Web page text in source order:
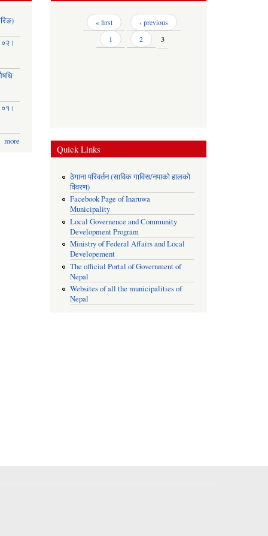
more
Pages « first
‹ previous
1
2 3
Quick Links
ठेगाना परिवर्तन (साविक गाविस/नपाको हालको
विवरण)
Facebook Page of Inaruwa
Municipality
Local Governence and Community
Development Program
Ministry of Federal Affairs and Local
Developement
The official Portal of Government of
Nepal
Websites of all the municipalities of
Nepal